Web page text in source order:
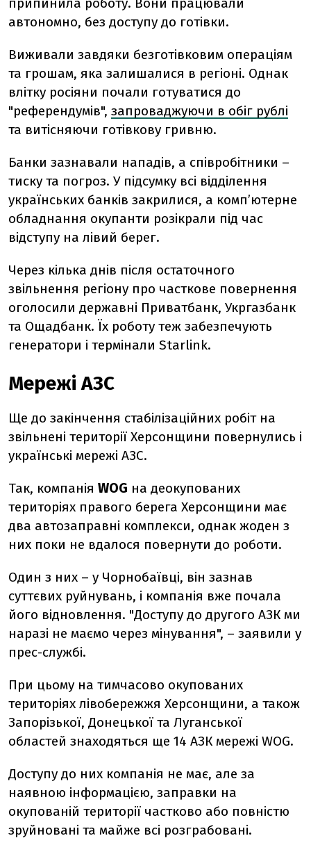
автономно, без доступу до готівки.
Виживали завдяки безготівковим операціям
та грошам, яка залишалися в регіоні. Однак
влітку росіяни почали готуватися до
"референдумів", запроваджуючи в обіг рублі
та витісняючи готівкову гривню.
Банки зазнавали нападів, а співробітники –
тиску та погроз. У підсумку всі відділення
українських банків закрилися, а комп’ютерне
обладнання окупанти розікрали під час
відступу на лівий берег.
Через кілька днів після остаточного
звільнення регіону про часткове повернення
оголосили державні Приватбанк, Укргазбанк
та Ощадбанк. Їх роботу теж забезпечують
генератори і термінали Starlink.
Мережі АЗС
Ще до закінчення стабілізаційних робіт на
звільнені території Херсонщини повернулись і
українські мережі АЗС.
Так, компанія WOG на деокупованих
територіях правого берега Херсонщини має
два автозаправні комплекси, однак жоден з
них поки не вдалося повернути до роботи.
Один з них – у Чорнобаївці, він зазнав
суттєвих руйнувань, і компанія вже почала
його відновлення. "Доступу до другого АЗК ми
наразі не маємо через мінування", – заявили у
прес-службі.
При цьому на тимчасово окупованих
територіях лівобережжя Херсонщини, а також
Запорізької, Донецької та Луганської
областей знаходяться ще 14 АЗК мережі WOG.
Доступу до них компанія не має, але за
наявною інформацією, заправки на
окупованій території частково або повністю
зруйновані та майже всі розграбовані.